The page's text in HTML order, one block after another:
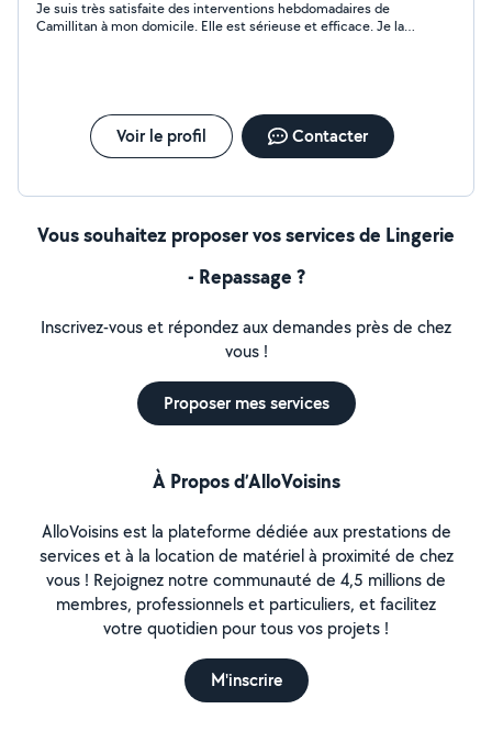
Je suis très satisfaite des interventions hebdomadaires de
Camillitan à mon domicile. Elle est sérieuse et efficace. Je la
Voir le profil Contacter
Vous souhaitez proposer vos services de Lingerie
- Repassage ?
Inscrivez-vous et répondez aux demandes près de chez
vous !
Proposer mes services
À Propos d’AlloVoisins
AlloVoisins est la plateforme dédiée aux prestations de
services et à la location de matériel à proximité de chez
vous ! Rejoignez notre communauté de 4,5 millions de
membres, professionnels et particuliers, et facilitez
votre quotidien pour tous vos projets !
M'inscrire